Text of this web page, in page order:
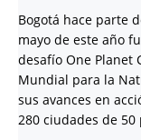
Bogotá hace parte
mayo de este año
desafío One Planet
Mundial para la
sus avances en
280 ciudades de